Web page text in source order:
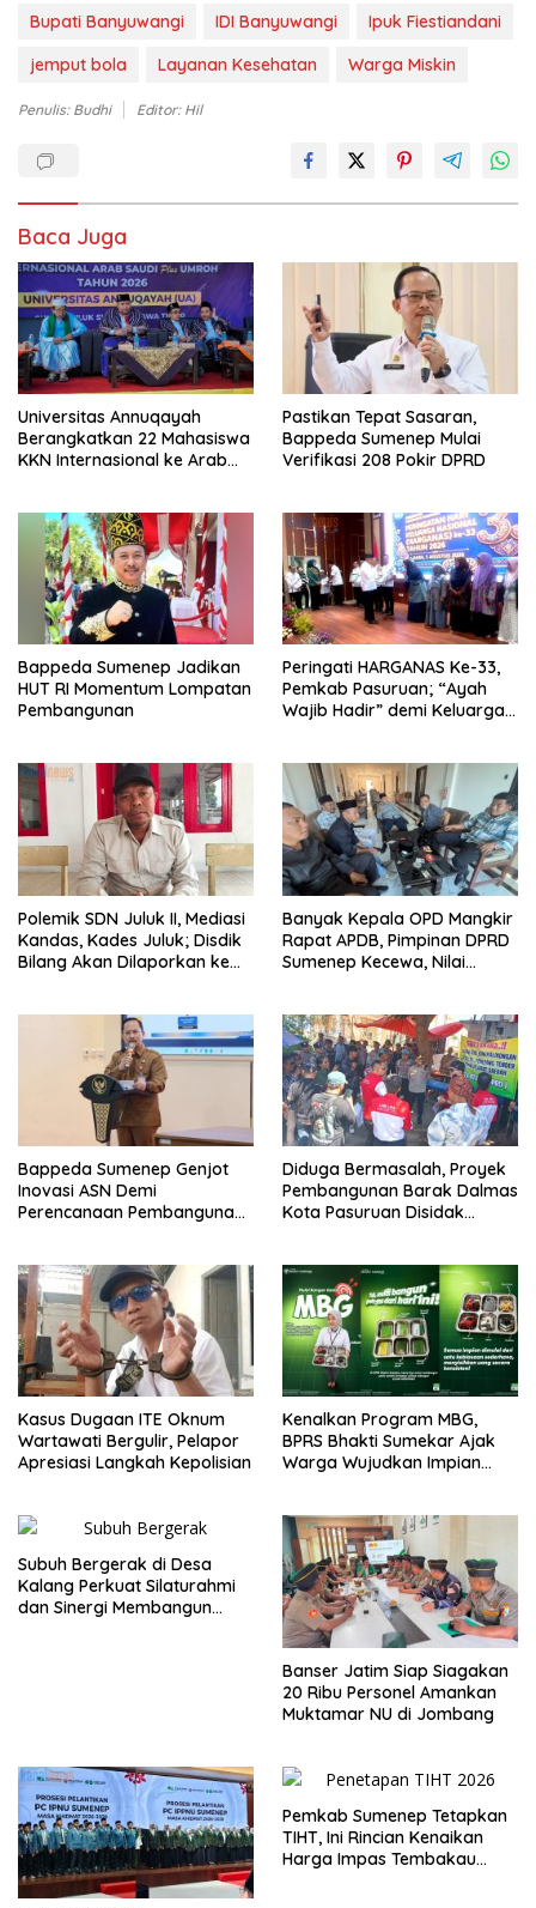
Bupati Banyuwangi IDI Banyuwangi
Ipuk Fiestiandani
jemput bola
Layanan Kesehatan Warga Miskin
Penulis: Budhi Editor: Hil
Baca Juga
Universitas Annuqayah
Berangkatkan 22 Mahasiswa
KKN Internasional ke Arab
Pastikan Tepat Sasaran,
Bappeda Sumenep Mulai
Verifikasi 208 Pokir DPRD
Bappeda Sumenep Jadikan
HUT RI Momentum Lompatan
Pembangunan
Peringati HARGANAS Ke-33,
Pemkab Pasuruan; “Ayah
Wajib Hadir” demi Keluarga
Polemik SDN Juluk II, Mediasi
Kandas, Kades Juluk; Disdik
Bilang Akan Dilaporkan ke
Banyak Kepala OPD Mangkir
Rapat APDB, Pimpinan DPRD
Sumenep Kecewa, Nilai
Bappeda Sumenep Genjot
Inovasi ASN Demi
Perencanaan Pembangunan
Diduga Bermasalah, Proyek
Pembangunan Barak Dalmas
Kota Pasuruan Disidak
Kasus Dugaan ITE Oknum
Wartawati Bergulir, Pelapor
Apresiasi Langkah Kepolisian
Kenalkan Program MBG,
BPRS Bhakti Sumekar Ajak
Warga Wujudkan Impian
Subuh Bergerak di Desa
Kalang Perkuat Silaturahmi
dan Sinergi Membangun
Banser Jatim Siap Siagakan
20 Ribu Personel Amankan
Muktamar NU di Jombang
Pemkab Sumenep Tetapkan
TIHT, Ini Rincian Kenaikan
Harga Impas Tembakau